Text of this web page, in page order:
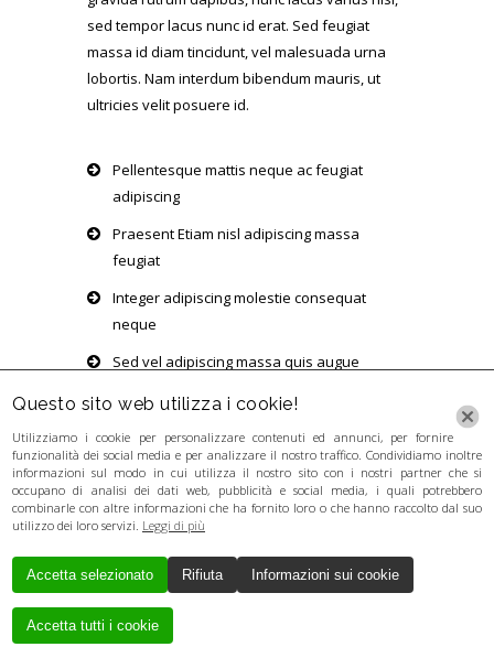
sed tempor lacus nunc id erat. Sed feugiat
massa id diam tincidunt, vel malesuada urna
lobortis. Nam interdum bibendum mauris, ut
ultricies velit posuere id.
Pellentesque mattis neque ac feugiat
adipiscing
Praesent Etiam nisl adipiscing massa
feugiat
Integer adipiscing molestie consequat
neque
Sed vel adipiscing massa quis augue
Creato da Local Web
Copyrights © 2017
GUERRA LORENZA - P. IVA 03346281201 - P.
IVA 03346281201 - P. IVA 03346281201 - P.
Questo sito web utilizza i cookie!
Utilizziamo i cookie per personalizzare contenuti ed annunci, per fornire
funzionalità dei social media e per analizzare il nostro traffico. Condividiamo inoltre
informazioni sul modo in cui utilizza il nostro sito con i nostri partner che si
occupano di analisi dei dati web, pubblicità e social media, i quali potrebbero
combinarle con altre informazioni che ha fornito loro o che hanno raccolto dal suo
utilizzo dei loro servizi. Leggi di più
Accetta selezionato Rifiuta Informazioni sui cookie
Accetta tutti i cookie